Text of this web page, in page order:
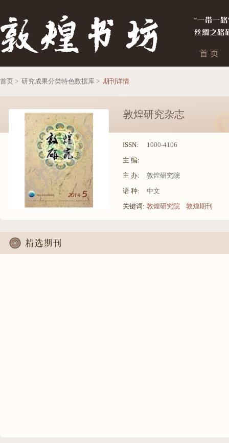
首 页
首页 > 研究成果分类特色数据库 > 期刊详情
敦煌研究杂志
ISSN:
1000-4106
主 编:
主 办:
敦煌研究院
语 种:
中文
关键词: 敦煌研究院 敦煌期刊